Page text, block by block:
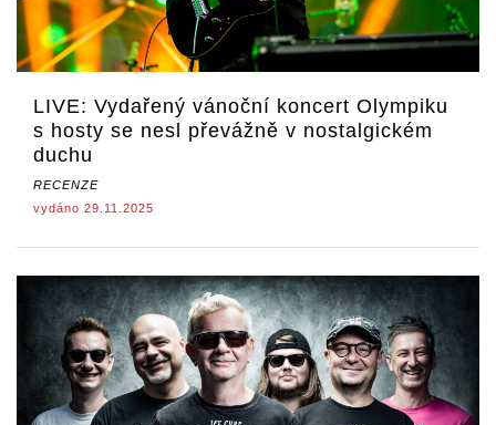
LIVE: Vydařený vánoční koncert Olympiku
s hosty se nesl převážně v nostalgickém
duchu
RECENZE
vydáno 29.11.2025